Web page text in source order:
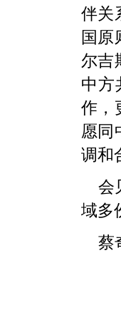
伴关
国原
尔吉
中方
作，
愿同
调和
会
域多
蔡